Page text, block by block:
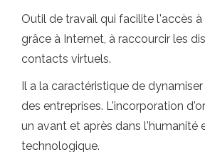
Outil de travail qui facilite l'accès
grâce à Internet, à raccourcir les
contacts virtuels.
Il a la caractéristique de
des entreprises. L'incorporation
un avant et après dans l'humanité
technologique.